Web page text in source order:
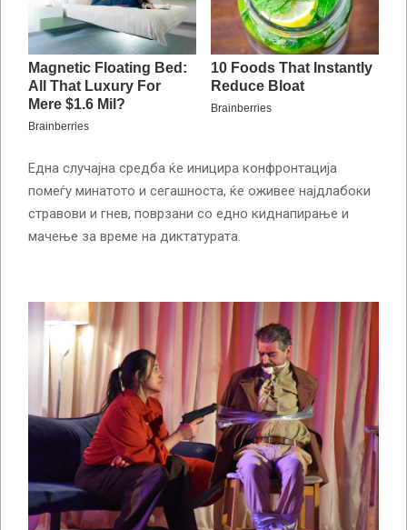
Една случајна средба ќе иницира конфронтација
помеѓу минатото и сегашноста, ќе оживее најдлабоки
стравови и гнев, поврзани со едно киднапирање и
мачење за време на диктатурата.